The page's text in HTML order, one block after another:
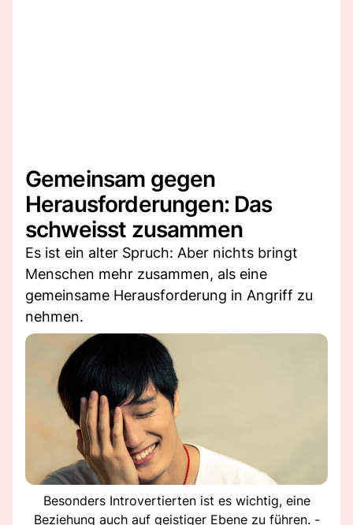
Gemeinsam gegen
Herausforderungen: Das
schweisst zusammen
Es ist ein alter Spruch: Aber nichts bringt
Menschen mehr zusammen, als eine
gemeinsame Herausforderung in Angriff zu
nehmen.
Besonders Introvertierten ist es wichtig, eine
Beziehung auch auf geistiger Ebene zu führen. -